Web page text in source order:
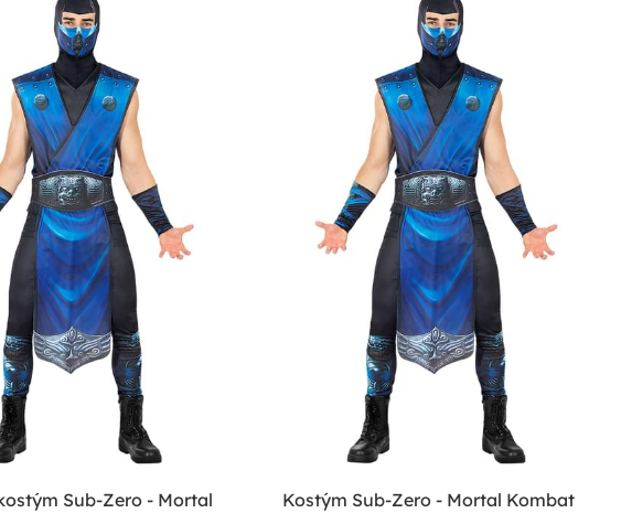
Sub-Zero - Mortal
Kostým Sub-Zero - Mortal Kombat